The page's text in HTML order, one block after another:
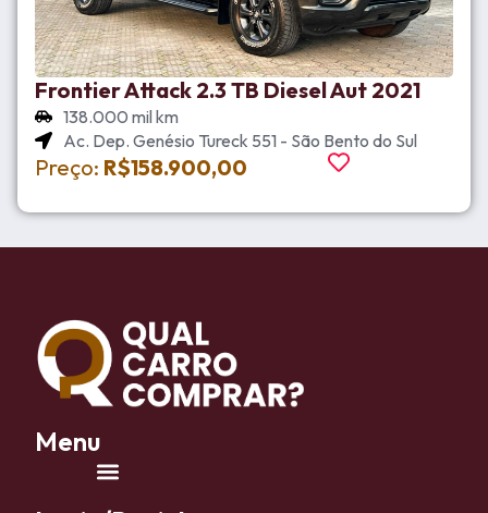
Frontier Attack 2.3 TB Diesel Aut 2021
138.000 mil km
Ac. Dep. Genésio Tureck 551 - São Bento do Sul
Preço: R$158.900,00
Menu